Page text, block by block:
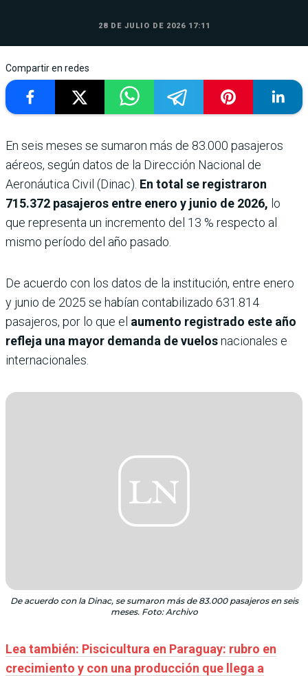
28 DE JULIO DE 2026 17:11
Compartir en redes
En seis meses se sumaron más de 83.000 pasajeros
aéreos, según datos de la Dirección Nacional de
Aeronáutica Civil (Dinac). En total se registraron
715.372 pasajeros entre enero y junio de 2026, lo
que representa un incremento del 13 % respecto al
mismo período del año pasado.
De acuerdo con los datos de la institución, entre enero
y junio de 2025 se habían contabilizado 631.814
pasajeros, por lo que el aumento registrado este año
refleja una mayor demanda de vuelosnacionales e
internacionales.
De acuerdo con la Dinac, se sumaron más de 83.000 pasajeros en seis
meses. Foto: Archivo
Lea también: Piscicultura en Paraguay: rubro en
crecimiento y con una producción que llega a